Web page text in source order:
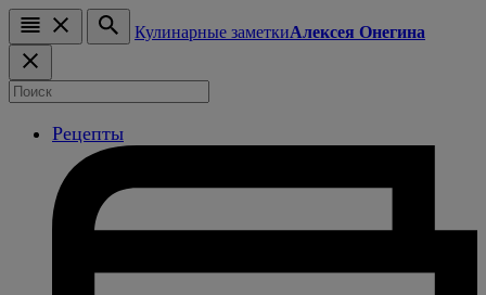
Кулинарные заметкиАлексея Онегина
Рецепты